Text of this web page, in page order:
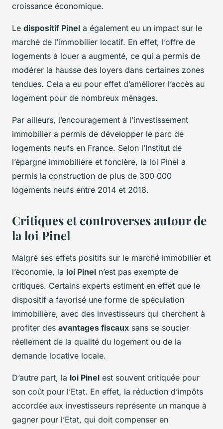
croissance économique.
Le dispositif Pinel a également eu un impact sur le
marché de l’immobilier locatif. En effet, l’offre de
logements à louer a augmenté, ce qui a permis de
modérer la hausse des loyers dans certaines zones
tendues. Cela a eu pour effet d’améliorer l’accès au
logement pour de nombreux ménages.
Par ailleurs, l’encouragement à l’investissement
immobilier a permis de développer le parc de
logements neufs en France. Selon l’Institut de
l’épargne immobilière et foncière, la loi Pinel a
permis la construction de plus de 300 000
logements neufs entre 2014 et 2018.
Critiques et controverses autour de
la loi Pinel
Malgré ses effets positifs sur le marché immobilier et
l’économie, la loi Pinel n’est pas exempte de
critiques. Certains experts estiment en effet que le
dispositif a favorisé une forme de spéculation
immobilière, avec des investisseurs qui cherchent à
profiter des avantages fiscaux sans se soucier
réellement de la qualité du logement ou de la
demande locative locale.
D’autre part, la loi Pinel est souvent critiquée pour
son coût pour l’Etat. En effet, la réduction d’impôts
accordée aux investisseurs représente un manque à
gagner pour l’Etat, qui doit compenser en